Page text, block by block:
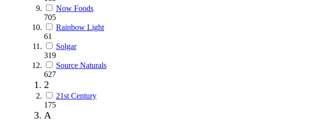
Now Foods
705
Rainbow Light
61
Solgar
319
Source Naturals
627
2
21st Century
175
A